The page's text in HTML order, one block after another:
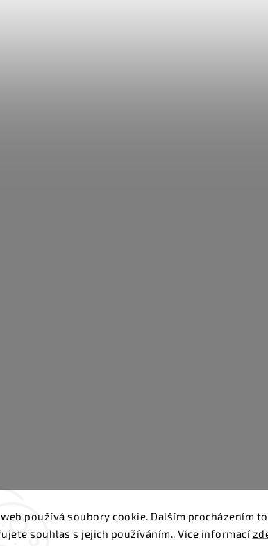
používá soubory cookie. Dalším procházením
souhlas s jejich používáním.. Více informací